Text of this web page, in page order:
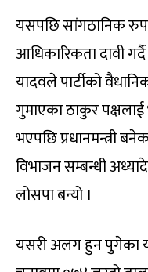
यसपछि सांगठानिक
आधिकारिकता दावी
यादवले पार्टीको
गुमाएका ठाकुर पक्षलाई
भएपछि प्रधानमन्त्री
विभाजन सम्बन्धी
लोसपा बन्यो ।
यसरी अलग हुन पुगेका